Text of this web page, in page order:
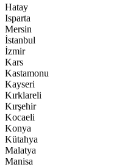
Hatay
Isparta
Mersin
İstanbul
İzmir
Kars
Kastamonu
Kayseri
Kırklareli
Kırşehir
Kocaeli
Konya
Kütahya
Malatya
Manisa